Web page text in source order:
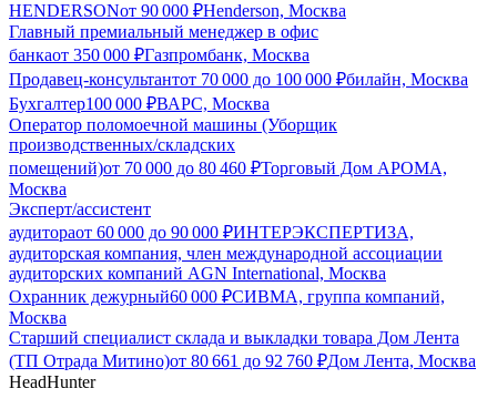
HENDERSONот 90 000 ₽Henderson, Москва
Главный премиальный менеджер в офис
банкаот 350 000 ₽Газпромбанк, Москва
Продавец-консультантот 70 000 до 100 000 ₽билайн, Москва
Бухгалтер100 000 ₽ВАРС, Москва
Оператор поломоечной машины (Уборщик
производственных/складских
помещений)от 70 000 до 80 460 ₽Торговый Дом АРОМА,
Москва
Эксперт/ассистент
аудитораот 60 000 до 90 000 ₽ИНТЕРЭКСПЕРТИЗА,
аудиторская компания, член международной ассоциации
аудиторских компаний AGN International, Москва
Охранник дежурный60 000 ₽СИВМА, группа компаний,
Москва
Старший специалист склада и выкладки товара Дом Лента
(ТП Отрада Митино)от 80 661 до 92 760 ₽Дом Лента, Москва
HeadHunter